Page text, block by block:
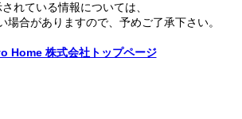
れている情報については、
場合がありますので、 予めご了承下さい。
Home 株式会社トップページ